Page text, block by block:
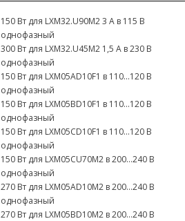
150 Вт для LXM32.U90M2 3 A в 115 В
однофазный
300 Вт для LXM32.U45M2 1,5 A в 230 В
однофазный
150 Вт для LXM05AD10F1 в 110...120 В
однофазный
150 Вт для LXM05BD10F1 в 110...120 В
однофазный
150 Вт для LXM05CD10F1 в 110...120 В
однофазный
150 Вт для LXM05CU70M2 в 200...240 В
однофазный
270 Вт для LXM05AD10M2 в 200...240 В
однофазный
270 Вт для LXM05BD10M2 в 200...240 В